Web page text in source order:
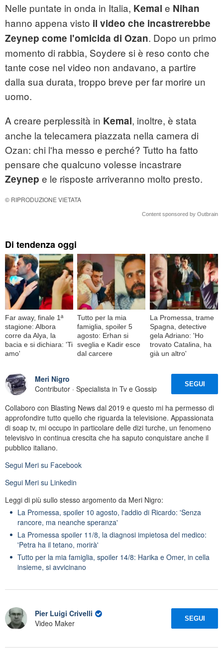
Nelle puntate in onda in Italia, Kemal e Nihan
hanno appena visto il video che incastrerebbe
Zeynep come l'omicida di Ozan. Dopo un primo
momento di rabbia, Soydere si è reso conto che
tante cose nel video non andavano, a partire
dalla sua durata, troppo breve per far morire un
uomo.
A creare perplessità in Kemal, inoltre, è stata
anche la telecamera piazzata nella camera di
Ozan: chi l'ha messo e perché? Tutto ha fatto
pensare che qualcuno volesse incastrare
Zeynep e le risposte arriveranno molto presto.
© RIPRODUZIONE VIETATA
Content sponsored by Outbrain
Di tendenza oggi
Far away, finale 1ª
stagione: Albora
corre da Alya, la
bacia e si dichiara: 'Ti
amo'
Tutto per la mia
famiglia, spoiler 5
agosto: Erhan si
sveglia e Kadir esce
dal carcere
La Promessa, trame
Spagna, detective
gela Adriano: 'Ho
trovato Catalina, ha
già un altro'
Meri Nigro
Contributor · Specialista in Tv e Gossip
SEGUI
Collaboro con Blasting News dal 2019 e questo mi ha permesso di
approfondire tutto quello che riguarda la televisione. Appassionata
di soap tv, mi occupo in particolare delle dizi turche, un fenomeno
televisivo in continua crescita che ha saputo conquistare anche il
pubblico italiano.
Segui Meri su Facebook
Segui Meri su Linkedin
Leggi di più sullo stesso argomento da Meri Nigro:
La Promessa, spoiler 10 agosto, l'addio di Ricardo: 'Senza
rancore, ma neanche speranza'
La Promessa spoiler 11/8, la diagnosi impietosa del medico:
'Petra ha il tetano, morirà'
Tutto per la mia famiglia, spoiler 14/8: Harika e Omer, in cella
insieme, si avvicinano
Pier Luigi Crivelli
Video Maker
SEGUI